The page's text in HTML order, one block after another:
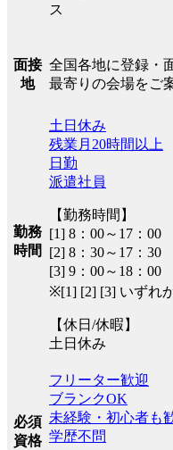
ス
面接
地
全国各地に登録・
最寄りの会場をご
勤務
時間
土日休み
残業月20時間以上
日勤
派遣社員
【勤務時間】
[1] 8：00～17：00
[2] 8：30～17：30
[3] 9：00～18：00
※[1] [2] [3] いずれ
【休日/休暇】
土日休み
必須
資格
フリーター歓迎
ブランクOK
未経験・初心者も
学歴不問